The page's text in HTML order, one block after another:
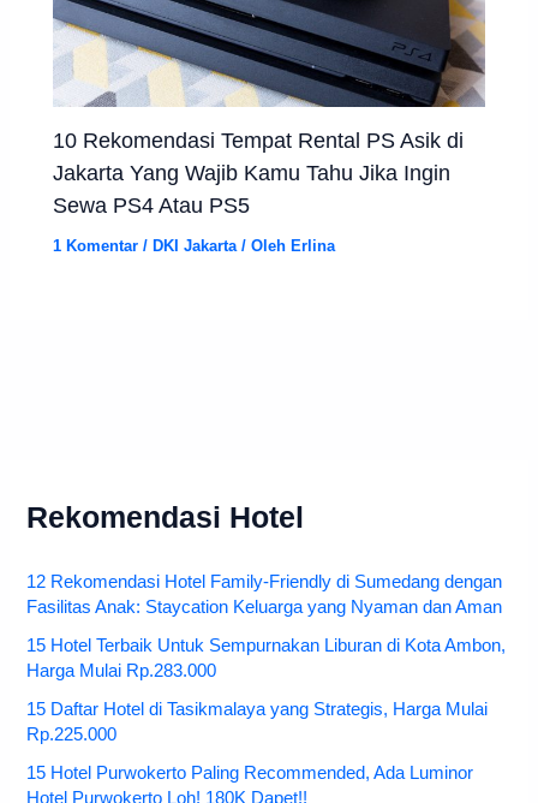
10 Rekomendasi Tempat Rental PS Asik di
Jakarta Yang Wajib Kamu Tahu Jika Ingin
Sewa PS4 Atau PS5
1 Komentar / DKI Jakarta/ Oleh Erlina
Rekomendasi Hotel
12 Rekomendasi Hotel Family-Friendly di Sumedang dengan
Fasilitas Anak: Staycation Keluarga yang Nyaman dan Aman
15 Hotel Terbaik Untuk Sempurnakan Liburan di Kota Ambon,
Harga Mulai Rp.283.000
15 Daftar Hotel di Tasikmalaya yang Strategis, Harga Mulai
Rp.225.000
15 Hotel Purwokerto Paling Recommended, Ada Luminor
Hotel Purwokerto Loh! 180K Dapet!!